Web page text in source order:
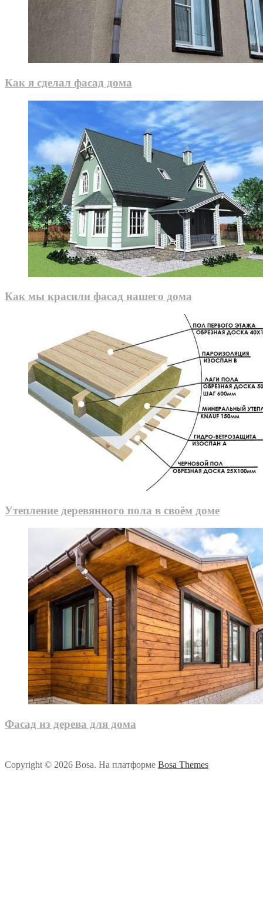
Как я сделал фасад дома
Как мы красили фасад нашего дома
Утепление деревянного пола в своём доме
Фасад из дерева для дома
Copyright © 2026 Bosa. На платформе Bosa Themes